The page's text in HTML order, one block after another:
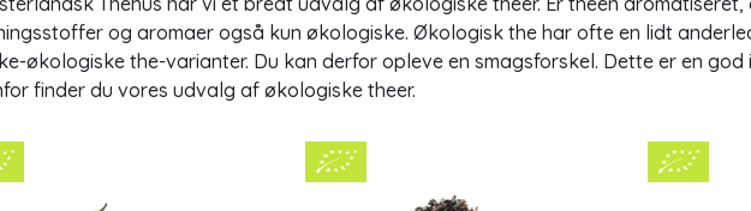
og aromaer også kun økologiske. Økologisk the har ofte en lidt
økologiske the-varianter. Du kan derfor opleve en smagsforskel. Dette er en god
finder du vores udvalg af økologiske theer.